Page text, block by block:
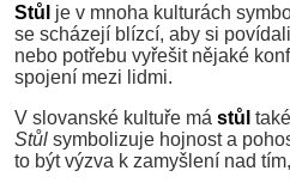
Stůl je v mnoha kulturách
se scházejí blízcí, aby si
nebo potřebu vyřešit nějaké
spojení mezi lidmi.
V slovanské kultuře má stůl
Stůl symbolizuje hojnost a
to být výzva k zamyšlení nad